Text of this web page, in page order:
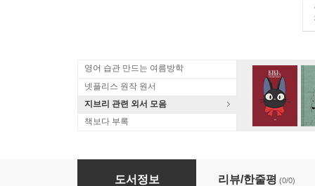
영어 습관 만드는 여름방학
넷플리스 원작 원서
지브리 관련 외서 모음
책보다 부록
この音とまれ! 34
도서정보 리뷰/한줄평 (0/0)